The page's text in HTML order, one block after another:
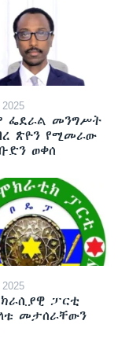
ፌደራል መንግሥት
ጽዮን የሚመራው
ወቀሰ
ፓርቲ
መታሰራቸውን